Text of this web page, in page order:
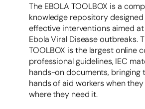
The EBOLA TOOLBOX is a
knowledge repository
effective interventions aimed
Ebola Viral Disease outbreaks.
TOOLBOX is the largest online
professional guidelines, IEC
hands-on documents, bringing
hands of aid workers when they
where they need it.